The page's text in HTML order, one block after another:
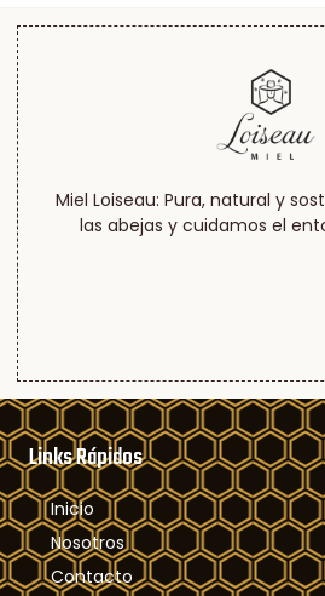
Miel Loiseau: Pura, natural y
las abejas y cuidamos el
Links Rápidos
Inicio
Nosotros
Contacto